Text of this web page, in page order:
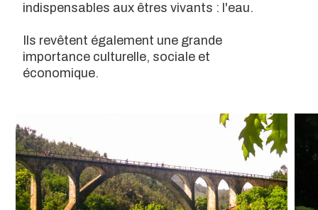
indispensables aux êtres vivants : l'eau.
Ils revêtent également une grande
importance culturelle, sociale et
économique.